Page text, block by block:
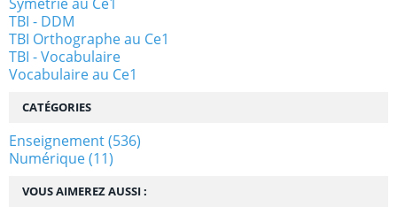
VOUS AIMEREZ AUSSI :
TBI - DDM
TBI Orthographe au Ce1
TBI - Vocabulaire
Vocabulaire au Ce1
CATÉGORIES
Enseignement(536)
Numérique(11)